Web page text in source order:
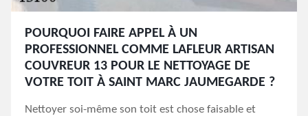
POURQUOI FAIRE APPEL À UN
PROFESSIONNEL COMME LAFLEUR ARTISAN
COUVREUR 13 POUR LE NETTOYAGE DE
VOTRE TOIT À SAINT MARC JAUMEGARDE ?
Nettoyer soi-même son toit est chose faisable et